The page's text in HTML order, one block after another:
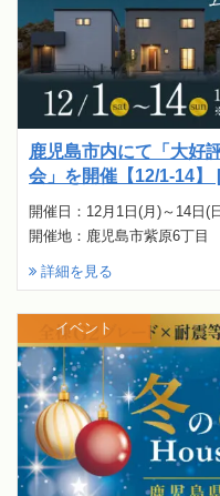
鹿児島市内にて「大好
会」を開催【12/1-14】
開催日：12月1日(月)～14日(
開催地：鹿児島市紫原6丁目
詳細を見る
イベント